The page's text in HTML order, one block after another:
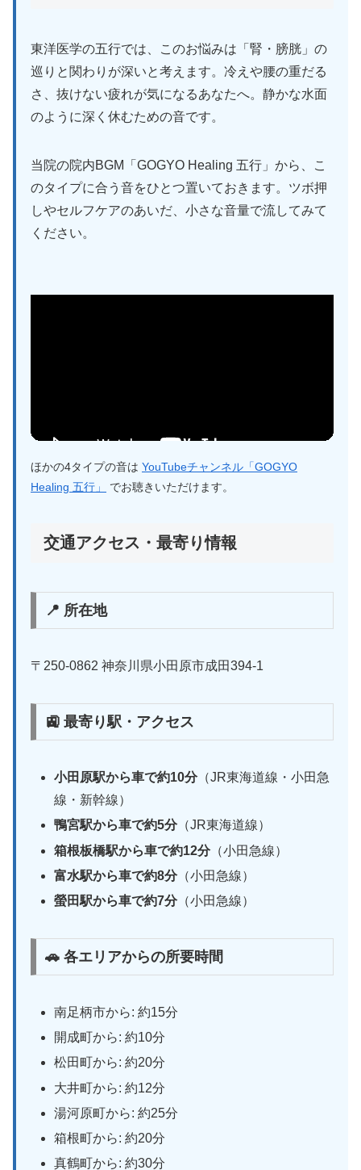
東洋医学の五行では、このお悩みは「腎・膀胱」の
巡りと関わりが深いと考えます。冷えや腰の重だる
さ、抜けない疲れが気になるあなたへ。静かな水面
のように深く休むための音です。
当院の院内BGM「GOGYO Healing 五行」から、こ
のタイプに合う音をひとつ置いておきます。ツボ押
しやセルフケアのあいだ、小さな音量で流してみて
ください。
ほかの4タイプの音は YouTubeチャンネル「GOGYO
Healing 五行」
でお聴きいただけます。
交通アクセス・最寄り情報
📍 所在地
〒250-0862 神奈川県小田原市成田394-1
🚉 最寄り駅・アクセス
小田原駅から車で約10分（JR東海道線・小田急
線・新幹線）
鴨宮駅から車で約5分（JR東海道線）
箱根板橋駅から車で約12分（小田急線）
富水駅から車で約8分（小田急線）
螢田駅から車で約7分（小田急線）
🚗 各エリアからの所要時間
南足柄市から: 約15分
開成町から: 約10分
松田町から: 約20分
大井町から: 約12分
湯河原町から: 約25分
箱根町から: 約20分
真鶴町から: 約30分